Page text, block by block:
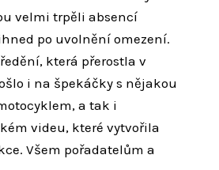
velmi trpěli absencí
po uvolnění omezení.
která přerostla v
i na špekáčky s nějakou
a tak i
videu, které vytvořila
Všem pořadatelům a